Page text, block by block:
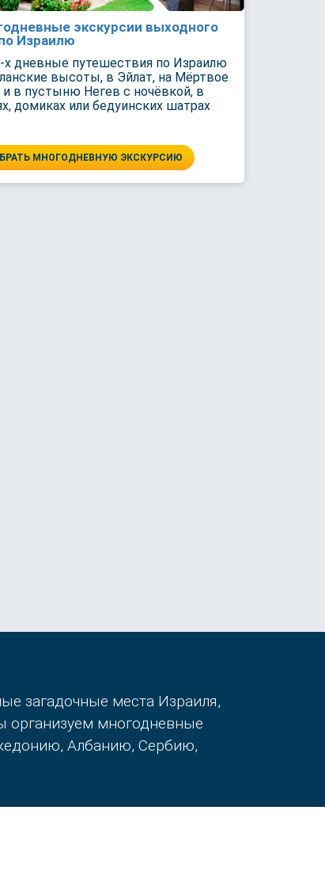
экскурсии выходного
Израилю
х дневные путешествия по Израилю
высоты, в Эйлат, на Мёртвое
в пустыню Негев с ночёвкой, в
домиках или бедуинских шатрах
МНОГОДНЕВНУЮ ЭКСКУРСИЮ
загадочные места Израиля,
организуем многодневные
Албанию, Сербию,